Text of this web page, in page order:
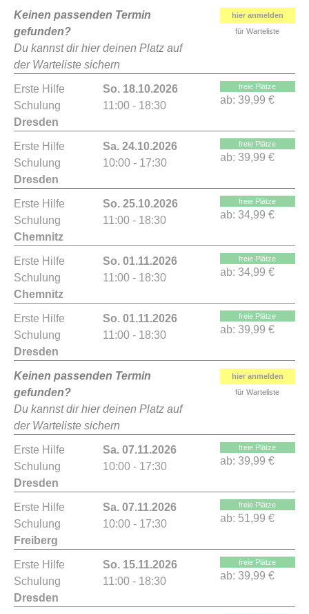
Keinen passenden Termin
gefunden?
Du kannst dir hier deinen Platz auf
der Warteliste sichern
hier anmelden
für Warteliste
Erste Hilfe
Schulung
Dresden
So. 18.10.2026
11:00 - 18:30
freie Plätze
ab: 39,99 €
Erste Hilfe
Schulung
Dresden
Sa. 24.10.2026
10:00 - 17:30
freie Plätze
ab: 39,99 €
Erste Hilfe
Schulung
Chemnitz
So. 25.10.2026
11:00 - 18:30
freie Plätze
ab: 34,99 €
Erste Hilfe
Schulung
Chemnitz
So. 01.11.2026
11:00 - 18:30
freie Plätze
ab: 34,99 €
Erste Hilfe
Schulung
Dresden
So. 01.11.2026
11:00 - 18:30
freie Plätze
ab: 39,99 €
Keinen passenden Termin
gefunden?
Du kannst dir hier deinen Platz auf
der Warteliste sichern
hier anmelden
für Warteliste
Erste Hilfe
Schulung
Dresden
Sa. 07.11.2026
10:00 - 17:30
freie Plätze
ab: 39,99 €
Erste Hilfe
Schulung
Freiberg
Sa. 07.11.2026
10:00 - 17:30
freie Plätze
ab: 51,99 €
Erste Hilfe
Schulung
Dresden
So. 15.11.2026
11:00 - 18:30
freie Plätze
ab: 39,99 €